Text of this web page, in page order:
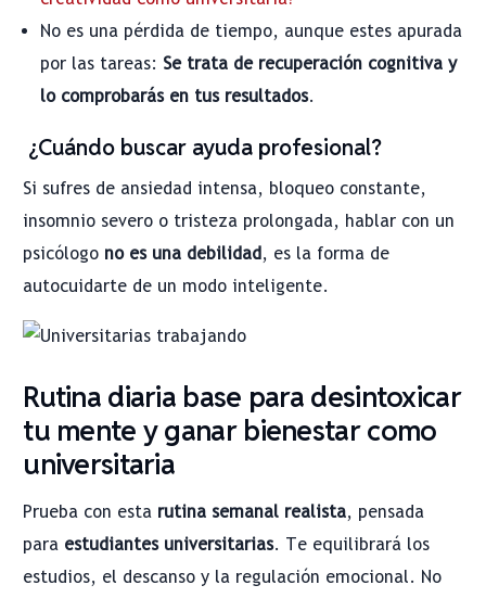
No es una pérdida de tiempo, aunque estes apurada
por las tareas: Se trata de recuperación cognitiva y
lo comprobarás en tus resultados.
¿Cuándo buscar ayuda profesional?
Si sufres de ansiedad intensa, bloqueo constante,
insomnio severo o tristeza prolongada, hablar con un
psicólogo no es una debilidad , es la forma de
autocuidarte de un modo inteligente.
Rutina diaria base para desintoxicar
tu mente y ganar bienestar como
universitaria
Prueba con esta rutina semanal realista, pensada
para estudiantes universitarias. Te equilibrará los
estudios, el descanso y la regulación emocional. No